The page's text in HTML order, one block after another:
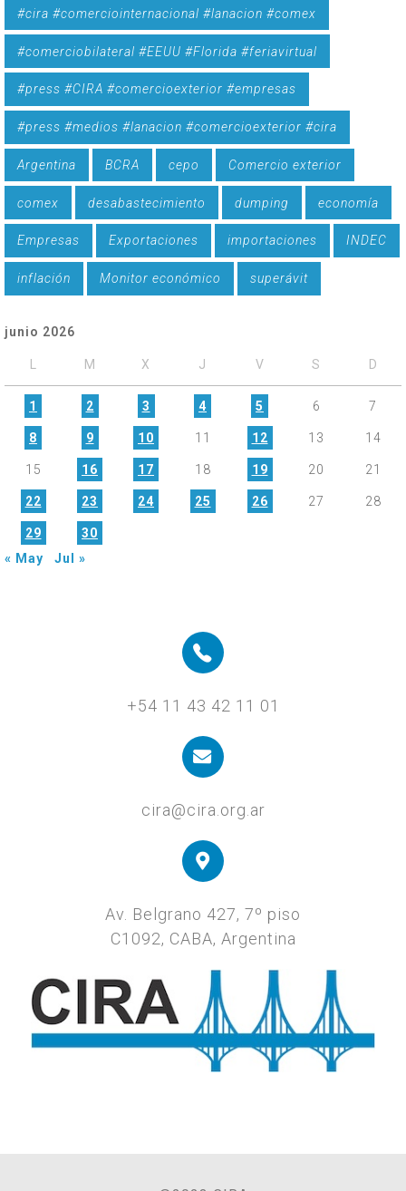
#cira #comerciointernacional #lanacion #comex
#comerciobilateral #EEUU #Florida #feriavirtual
#press #CIRA #comercioexterior #empresas
#press #medios #lanacion #comercioexterior #cira
Argentina BCRA cepo Comercio exterior
comex desabastecimiento dumping economía
Empresas Exportaciones importaciones INDEC
inflación Monitor económico superávit
junio 2026
M X J V S D
1 2 3 4 5 6 7
8 9 10 11 12 13 14
15 16 17 18 19 20 21
22 23 24 25 26 27 28
29
30
« May
Jul »
+54 11 43 42 11 01
cira@cira.org.ar
Av. Belgrano 427, 7º piso
C1092, CABA, Argentina